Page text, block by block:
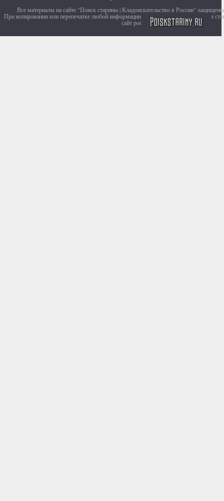
Все материалы на сайте "Поиск старины | Кладоискательство в России"
При копировании или перепечатке любой информации с сайта, убедительно просим
сайт poiskstariny.ru